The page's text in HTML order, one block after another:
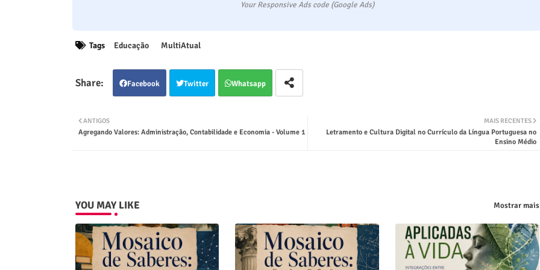
Your Responsive Ads code (Google Ads)
Tags Educação MultiAtual
Facebook Twitter Whatsapp
MAIS RECENTES
Letramento e Cultura Digital no Currículo da Língua Portuguesa no
Ensino Médio
ANTIGOS
Agregando Valores: Administração, Contabilidade e Economia - Volume 1
YOU MAY LIKE Mostrar mais